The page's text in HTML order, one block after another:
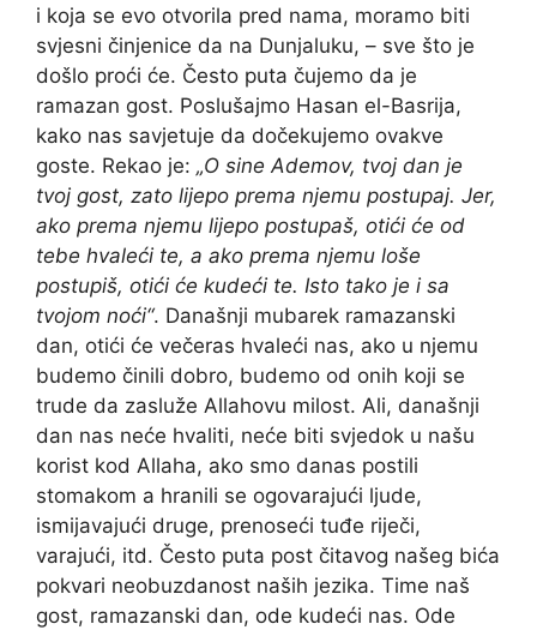
i koja se evo otvorila pred nama, moramo biti
svjesni činjenice da na Dunjaluku, – sve što je
došlo proći će. Često puta čujemo da je
ramazan gost. Poslušajmo Hasan el-Basrija,
kako nas savjetuje da dočekujemo ovakve
goste. Rekao je: „O sine Ademov, tvoj dan je
tvoj gost, zato lijepo prema njemu postupaj. Jer,
ako prema njemu lijepo postupaš, otići će od
tebe hvaleći te, a ako prema njemu loše
postupiš, otići će kudeći te. Isto tako je i sa
tvojom noći“. Današnji mubarek ramazanski
dan, otići će večeras hvaleći nas, ako u njemu
budemo činili dobro, budemo od onih koji se
trude da zasluže Allahovu milost. Ali, današnji
dan nas neće hvaliti, neće biti svjedok u našu
korist kod Allaha, ako smo danas postili
stomakom a hranili se ogovarajući ljude,
ismijavajući druge, prenoseći tuđe riječi,
varajući, itd. Često puta post čitavog našeg bića
pokvari neobuzdanost naših jezika. Time naš
gost, ramazanski dan, ode kudeći nas. Ode